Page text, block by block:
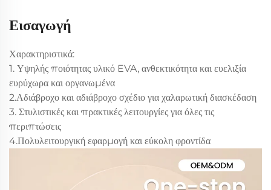
Εισαγωγή
Χαρακτηριστικά:
1. Υψηλής ποιότητας υλικό EVA, ανθεκτικότητα και ευελιξία
ευρύχωρα και οργανωμένα
2.Αδιάβροχο και αδιάβροχο σχέδιο για χαλαρωτική διασκέδαση
3. Στυλιστικές και πρακτικές λειτουργίες για όλες τις
περιπτώσεις
4.Πολυλειτουργική εφαρμογή και εύκολη φροντίδα